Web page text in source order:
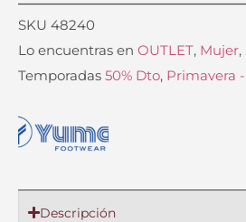
SKU 48240
Lo encuentras en OUTLET, Mujer,
Temporadas 50% Dto, Primavera
Descripción